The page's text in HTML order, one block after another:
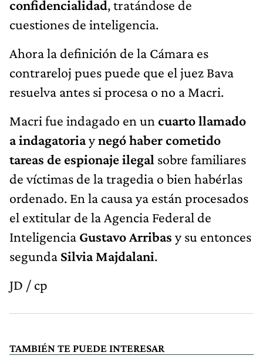
confidencialidad, tratándose de
cuestiones de inteligencia.
Ahora la definición de la Cámara es
contrareloj pues puede que el juez Bava
resuelva antes si procesa o no a Macri.
Macri fue indagado en un cuarto llamado
a indagatoriaynegó haber cometido
tareas de espionaje ilegal sobre familiares
de víctimas de la tragedia o bien habérlas
ordenado. En la causa ya están procesados
el extitular de la Agencia Federal de
Inteligencia Gustavo Arribas y su entonces
segunda Silvia Majdalani.
JD / cp
TAMBIÉN TE PUEDE INTERESAR